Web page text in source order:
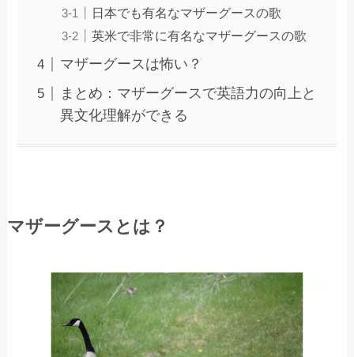
日本でも有名なマザーグースの歌
英米で非常に有名なマザーグースの歌
マザーグースは怖い？
まとめ：マザーグースで英語力の向上と
異文化理解ができる
マザーグースとは？